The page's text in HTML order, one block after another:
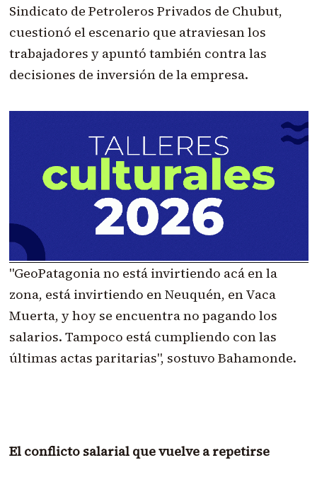
Sindicato de Petroleros Privados de Chubut,
cuestionó el escenario que atraviesan los
trabajadores y apuntó también contra las
decisiones de inversión de la empresa.
"GeoPatagonia no está invirtiendo acá en la
zona, está invirtiendo en Neuquén, en Vaca
Muerta, y hoy se encuentra no pagando los
salarios. Tampoco está cumpliendo con las
últimas actas paritarias", sostuvo Bahamonde.
El conflicto salarial que vuelve a repetirse